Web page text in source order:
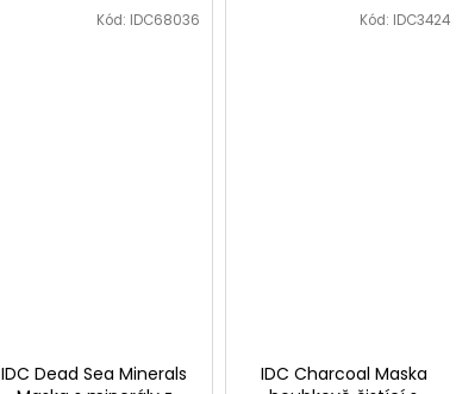
IDC Dead Sea Minerals
Kód: IDC68036
IDC Charcoal Maska
Kód: IDC3424